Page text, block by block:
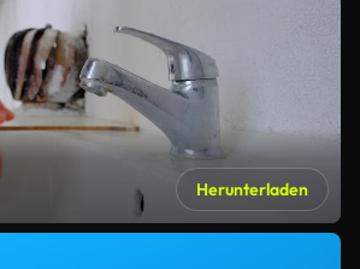
Herunterladen